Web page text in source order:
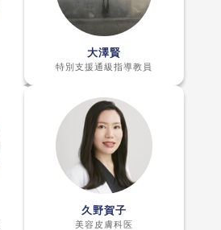
大澤賢
特別支援通級指導教員
久野賀子
美容皮膚科医